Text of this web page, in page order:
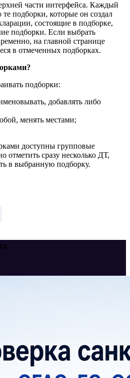
части интерфейса. Каждый
те подборки, которые он создал
состоящие в подборке,
подборки. Если выбрать
на главной странице
в отмеченных подборках.
подборки:
добавлять либо
менять местами;
доступны групповые
отметить сразу несколько ДТ,
в выбранную подборку.